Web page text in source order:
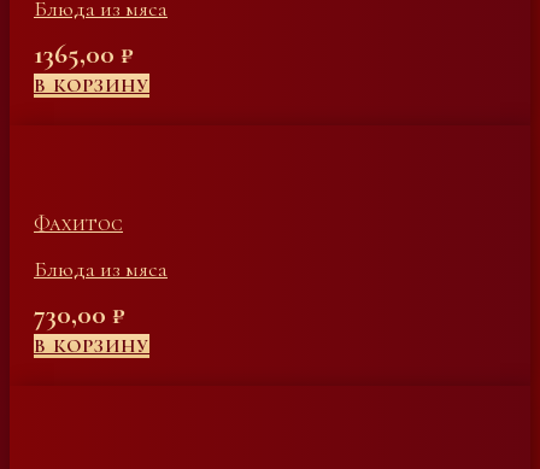
Блюда из мяса
1365,00 ₽
В КОРЗИНУ
Фахитос
Блюда из мяса
730,00 ₽
В КОРЗИНУ